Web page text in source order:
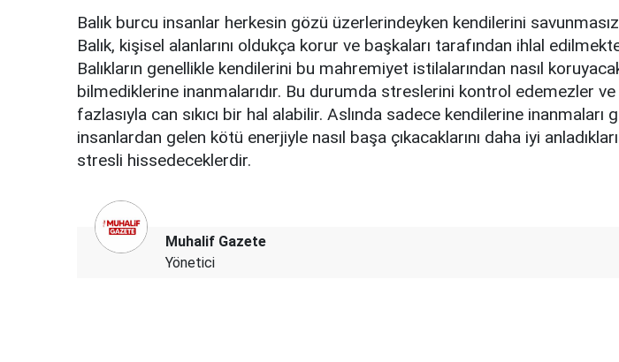
Balık burcu insanlar herkesin gözü üzerlerindeyken kendilerini
Balık, kişisel alanlarını oldukça korur ve başkaları tarafından ihlal
Balıkların genellikle kendilerini bu mahremiyet istilalarından nasıl
bilmediklerine inanmalarıdır. Bu durumda streslerini kontrol edemezler
fazlasıyla can sıkıcı bir hal alabilir. Aslında sadece kendilerine inanmaları
insanlardan gelen kötü enerjiyle nasıl başa çıkacaklarını daha iyi
stresli hissedeceklerdir.
Muhalif Gazete
Yönetici